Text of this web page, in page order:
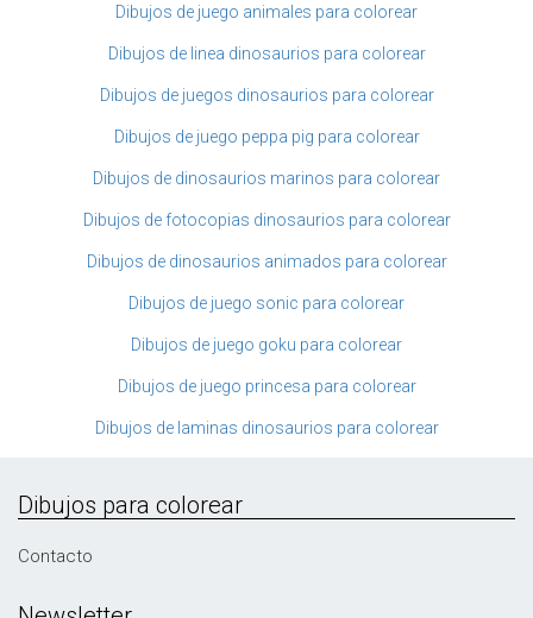
Dibujos de juego animales para colorear
Dibujos de linea dinosaurios para colorear
Dibujos de juegos dinosaurios para colorear
Dibujos de juego peppa pig para colorear
Dibujos de dinosaurios marinos para colorear
Dibujos de fotocopias dinosaurios para colorear
Dibujos de dinosaurios animados para colorear
Dibujos de juego sonic para colorear
Dibujos de juego goku para colorear
Dibujos de juego princesa para colorear
Dibujos de laminas dinosaurios para colorear
Dibujos para colorear
Contacto